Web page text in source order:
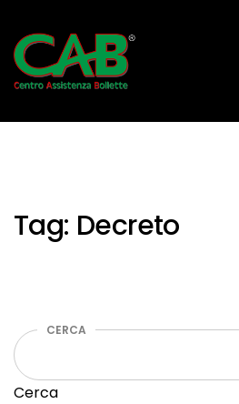
Tag: Decreto
CERCA
Cerca